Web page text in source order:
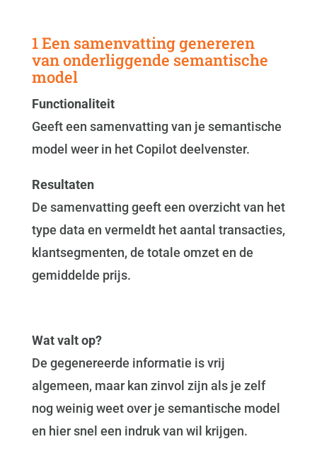
1 Een samenvatting genereren
van onderliggende semantische
model
Functionaliteit
Geeft een samenvatting van je semantische
model weer in het Copilot deelvenster.
Resultaten
De samenvatting geeft een overzicht van het
type data en vermeldt het aantal transacties,
klantsegmenten, de totale omzet en de
gemiddelde prijs.
Wat valt op?
De gegenereerde informatie is vrij
algemeen, maar kan zinvol zijn als je zelf
nog weinig weet over je semantische model
en hier snel een indruk van wil krijgen.